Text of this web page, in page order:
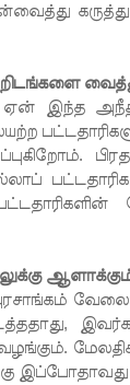
ஏன் இந்த
ஆளாக்கும்